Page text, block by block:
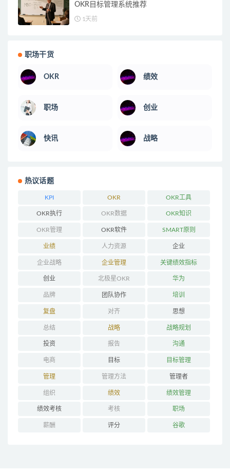
OKR目标管理系统推荐
1天前
职场干货
OKR 绩效
职场 创业
快讯 战略
热议话题
KPI OKR OKR工具
OKR执行 OKR数据 OKR知识
OKR管理 OKR软件 SMART原则
业绩 人力资源 企业
企业战略 企业管理 关键绩效指标
创业 北极星OKR 华为
品牌 团队协作 培训
复盘 对齐 思想
总结 战略 战略规划
投资 报告 沟通
电商 目标 目标管理
管理 管理方法 管理者
组织 绩效 绩效管理
绩效考核 考核 职场
薪酬 评分 谷歌